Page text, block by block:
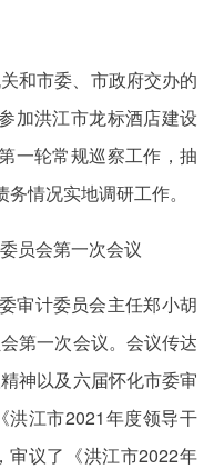
和市委、市政府交办的
加洪江市龙标酒店建设
一轮常规巡察工作，抽
情况实地调研工作。
员会第一次会议
审计委员会主任郑小胡
第一次会议。会议传达
神以及六届怀化市委审
洪江市2021年度领导干
审议了《洪江市2022年